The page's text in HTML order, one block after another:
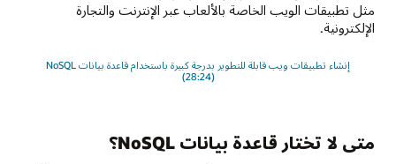
مثل تطبيقات الويب الخاصة بالألعاب عبر الإنترنت والتجارة
الإلكترونية.
إنشاء تطبيقات ويب قابلة للتطوير بدرجة كبيرة باستخدام قاعدة بيانات NoSQL
(28:24)
متى لا تختار قاعدة بيانات NoSQL؟